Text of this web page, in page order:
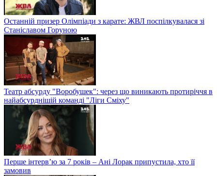
Останній призер Олімпіади з карате: ЖВЛ поспілкувалася зі
Станіславом Горуною
Театр абсурду "Воробушек": через що виникають протиріччя в
найабсурднішій команді "Ліги Сміху"
Перше інтерв’ю за 7 років – Ані Лорак припустила, хто її
замовив